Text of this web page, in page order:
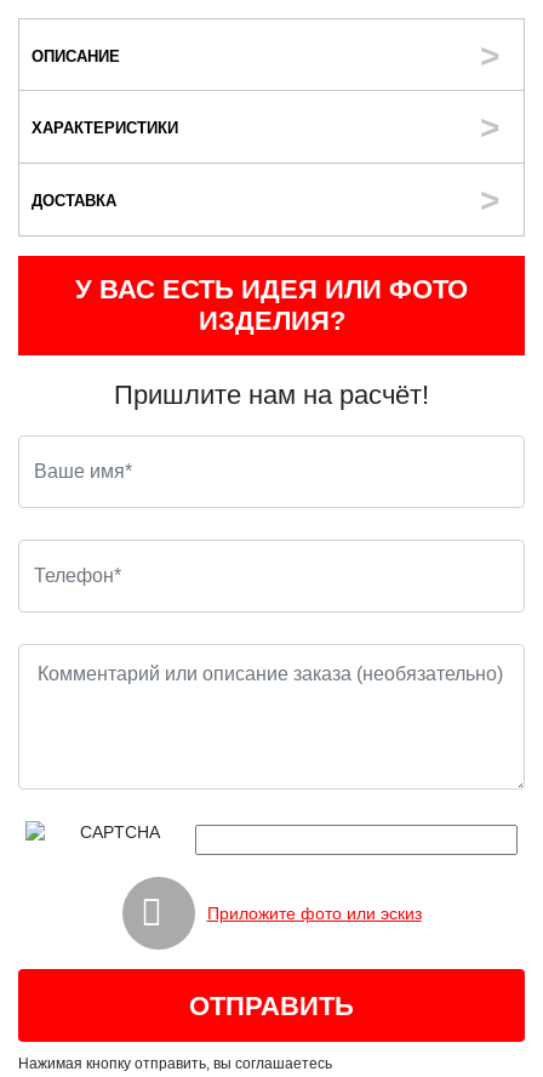
ОПИСАНИЕ
ХАРАКТЕРИСТИКИ
ДОСТАВКА
У ВАС ЕСТЬ ИДЕЯ ИЛИ ФОТО
ИЗДЕЛИЯ?
Пришлите нам на расчёт!
Приложите фото или эскиз
Нажимая кнопку отправить, вы соглашаетесь